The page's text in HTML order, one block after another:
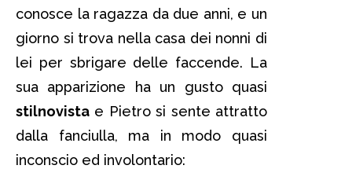
conosce la ragazza da due anni, e un
giorno si trova nella casa dei nonni di
lei per sbrigare delle faccende. La
sua apparizione ha un gusto quasi
stilnovista e Pietro si sente attratto
dalla fanciulla, ma in modo quasi
inconscio ed involontario: